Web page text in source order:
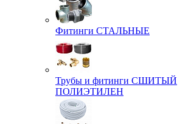
Фитинги СТАЛЬНЫЕ
Трубы и фитинги СШИТЫЙ
ПОЛИЭТИЛЕН